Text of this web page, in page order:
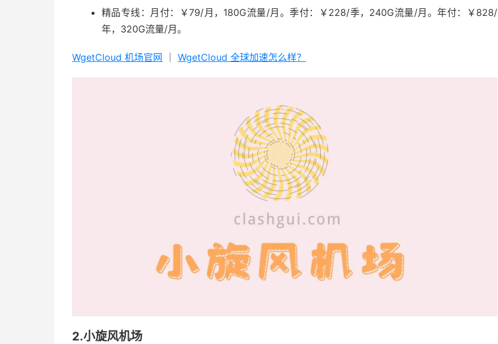
精品专线：月付：￥79/月，180G流量/月。季付：￥228/季，240G流量/月。年付：￥828/
年，320G流量/月。
WgetCloud 机场官网 WgetCloud 全球加速怎么样？
2.小旋风机场